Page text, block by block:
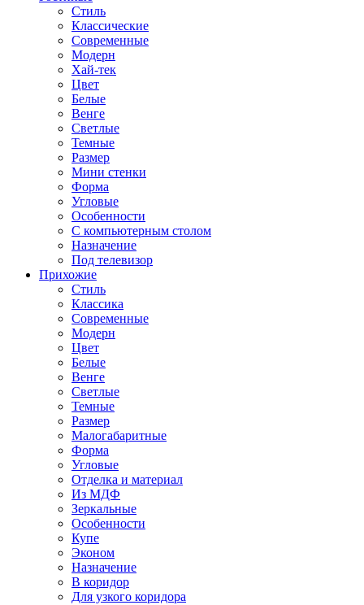
Стиль
Классические
Современные
Модерн
Хай-тек
Цвет
Белые
Венге
Светлые
Темные
Размер
Мини стенки
Форма
Угловые
Особенности
С компьютерным столом
Назначение
Под телевизор
Прихожие
Стиль
Классика
Современные
Модерн
Цвет
Белые
Венге
Светлые
Темные
Размер
Малогабаритные
Форма
Угловые
Отделка и материал
Из МДФ
Зеркальные
Особенности
Купе
Эконом
Назначение
В коридор
Для узкого коридора